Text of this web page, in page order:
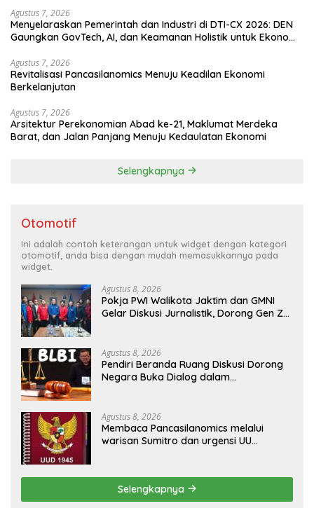
Agustus 7, 2026
Menyelaraskan Pemerintah dan Industri di DTI-CX 2026: DEN
Gaungkan GovTech, AI, dan Keamanan Holistik untuk Ekonomi
Agustus 7, 2026
Revitalisasi Pancasilanomics Menuju Keadilan Ekonomi
Berkelanjutan
Agustus 7, 2026
Arsitektur Perekonomian Abad ke-21, Maklumat Merdeka
Barat, dan Jalan Panjang Menuju Kedaulatan Ekonomi
Selengkapnya
Otomotif
Ini adalah contoh keterangan untuk widget dengan kategori
otomotif, anda bisa dengan mudah memasukkannya pada
widget.
Agustus 8, 2026
Pokja PWI Walikota Jaktim dan GMNI
Gelar Diskusi Jurnalistik, Dorong Gen Z
Agustus 8, 2026
Pendiri Beranda Ruang Diskusi Dorong
Negara Buka Dialog dalam
Agustus 8, 2026
Membaca Pancasilanomics melalui
warisan Sumitro dan urgensi UU
Selengkapnya